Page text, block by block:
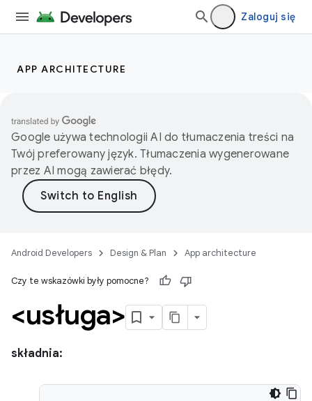
Zaloguj się
APP ARCHITECTURE
Google używa technologii AI do tłumaczenia treści na
Twój preferowany język. Tłumaczenia wygenerowane
przez AI mogą zawierać błędy.
Android Developers Design & Plan App architecture
Czy te wskazówki były pomocne?
<usługa>
składnia: